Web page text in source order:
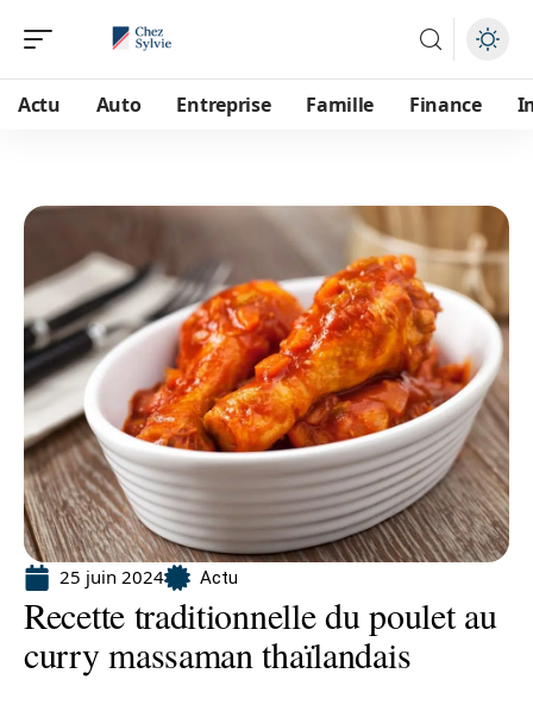
Actu Auto Entreprise Famille Finance
25 juin 2024 Actu
Recette traditionnelle du poulet au
curry massaman thaïlandais